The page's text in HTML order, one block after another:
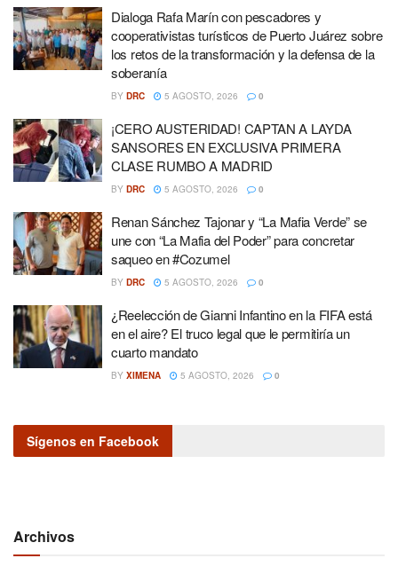
Dialoga Rafa Marín con pescadores y
cooperativistas turísticos de Puerto Juárez sobre
los retos de la transformación y la defensa de la
soberanía
BY DRC 5 AGOSTO, 2026 0
¡CERO AUSTERIDAD! CAPTAN A LAYDA
SANSORES EN EXCLUSIVA PRIMERA
CLASE RUMBO A MADRID
BY DRC 5 AGOSTO, 2026 0
Renan Sánchez Tajonar y “La Mafia Verde” se
une con “La Mafia del Poder” para concretar
saqueo en #Cozumel
BY DRC 5 AGOSTO, 2026 0
¿Reelección de Gianni Infantino en la FIFA está
en el aire? El truco legal que le permitiría un
cuarto mandato
BY XIMENA 5 AGOSTO, 2026 0
Sígenos en Facebook
Archivos